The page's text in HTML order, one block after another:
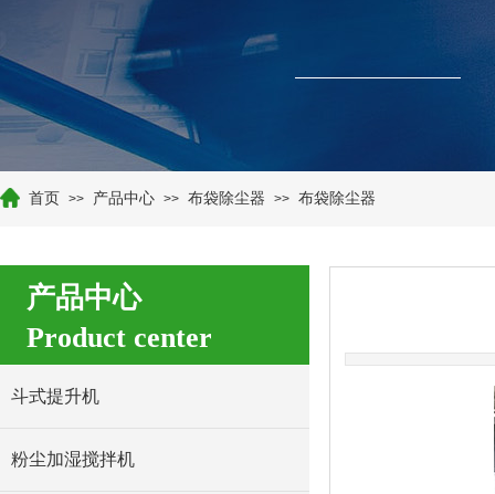
首页 >> 产品中心 >> 布袋除尘器 >> 布袋除尘器
产品中心
Product center
斗式提升机
粉尘加湿搅拌机